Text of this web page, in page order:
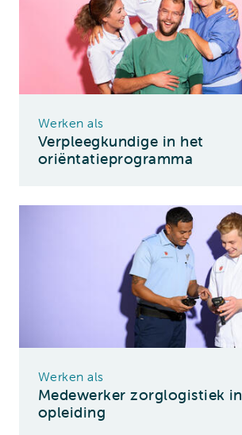
Werken als
Verpleegkundige in het
oriëntatieprogramma
Werken als
Medewerker zorglogistiek in
opleiding